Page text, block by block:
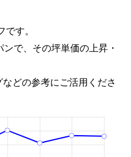
す。
で、その坪単価の上昇・
どの参考にご活用くださ